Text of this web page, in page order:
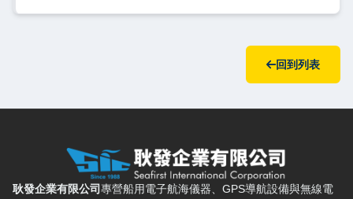
回到列表
耿發企業有限公司 — 網站概要、主導覽與聯絡方式
耿發企業有限公司專營船用電子航海儀器、GPS導航設備與無線電